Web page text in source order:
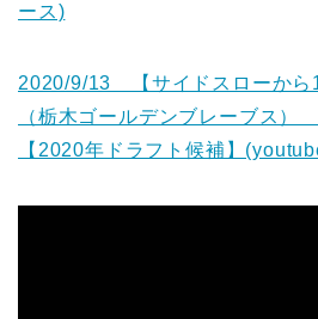
ース)
2020/9/13 【サイドスローか
（栃木ゴールデンブレーブス
【2020年ドラフト候補】